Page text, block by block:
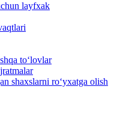
layfхak
toʻlovlar
shaхslarni roʻyхatga olish